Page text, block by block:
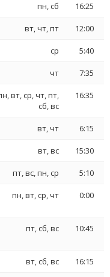
пн, сб 16:25
вт, чт, пт 12:00
ср 5:40
чт 7:35
вт, ср, чт, пт,
сб, вс
16:35
вт, чт 6:15
вт, вс 15:30
пт, вс, пн, ср 5:10
пн, вт, ср, чт 0:00
пт, сб, вс 10:45
вт, сб, вс 16:15